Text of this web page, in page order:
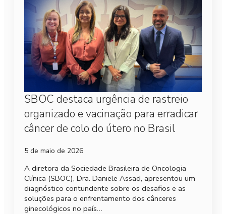
SBOC destaca urgência de rastreio
organizado e vacinação para erradicar
câncer de colo do útero no Brasil
5 de maio de 2026
A diretora da Sociedade Brasileira de Oncologia
Clínica (SBOC), Dra. Daniele Assad, apresentou um
diagnóstico contundente sobre os desafios e as
soluções para o enfrentamento dos cânceres
ginecológicos no país…